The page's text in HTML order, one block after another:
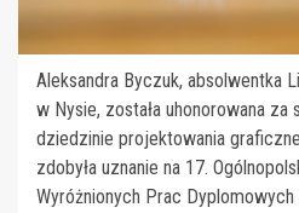
Aleksandra Byczuk, absolwentka
w Nysie, została uhonorowana
dziedzinie projektowania
zdobyła uznanie na 17.
Wyróżnionych Prac